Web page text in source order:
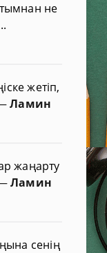
не
жетіп,
Ламин
жаңарту
Ламин
сенің